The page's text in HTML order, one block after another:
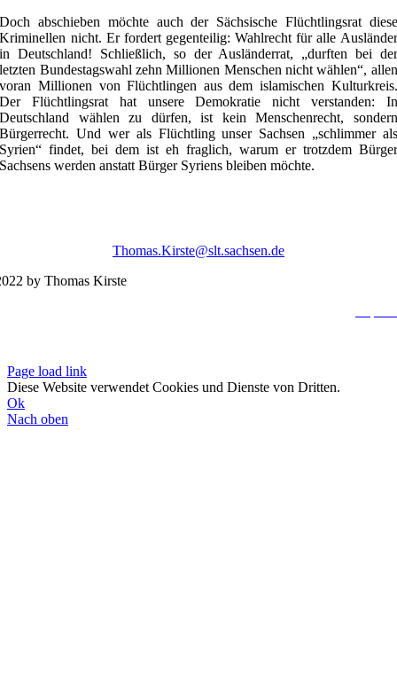
Doch abschieben möchte auch der Sächsische Flüchtlingsrat diese
Kriminellen nicht. Er fordert gegenteilig: Wahlrecht für alle Ausländer
in Deutschland! Schließlich, so der Ausländerrat, „durften bei der
letzten Bundestagswahl zehn Millionen Menschen nicht wählen“, allen
voran Millionen von Flüchtlingen aus dem islamischen Kulturkreis.
Der Flüchtlingsrat hat unsere Demokratie nicht verstanden: In
Deutschland wählen zu dürfen, ist kein Menschenrecht, sondern
Bürgerrecht. Und wer als Flüchtling unser Sachsen „schlimmer als
Syrien“ findet, bei dem ist eh fraglich, warum er trotzdem Bürger
Sachsens werden anstatt Bürger Syriens bleiben möchte.
Thomas.Kirste@slt.sachsen.de
by Thomas Kirste
Page load link
Diese Website verwendet Cookies und Dienste von Dritten.
Ok
Nach oben